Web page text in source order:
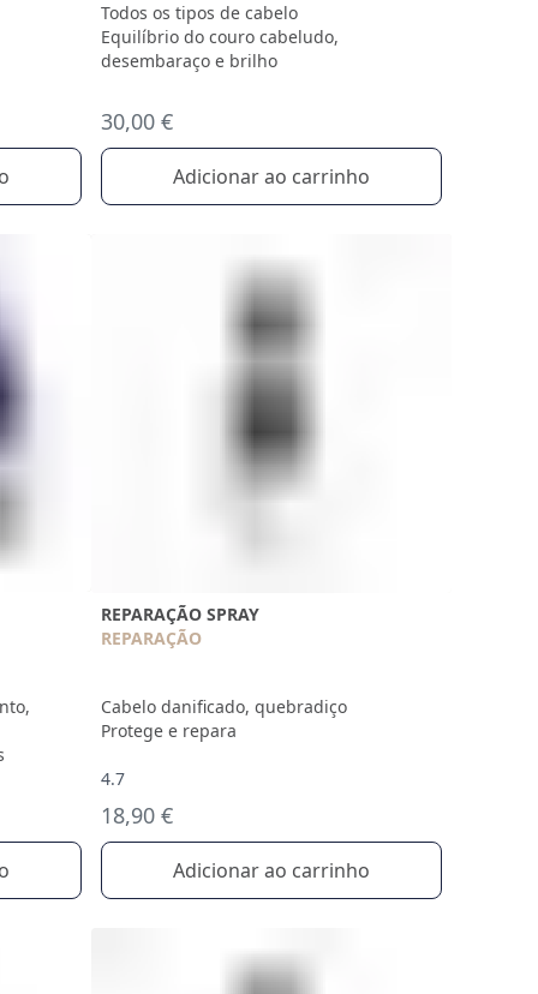
Todos os tipos de cabelo
Equilíbrio do couro cabeludo,
desembaraço e brilho
30,00 €
Adicionar ao carrinho
REPARAÇÃO SPRAY
REPARAÇÃO
Cabelo danificado, quebradiço
Protege e repara
4.7
18,90 €
Adicionar ao carrinho